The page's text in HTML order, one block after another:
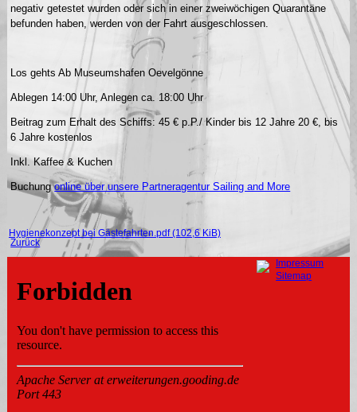
negativ getestet wurden oder sich in einer zweiwöchigen Quarantäne
befunden haben, werden von der Fahrt ausgeschlossen.
Los gehts Ab Museumshafen Oevelgönne
Ablegen 14:00 Uhr, Anlegen ca. 18:00 Uhr
Beitrag zum Erhalt des Schiffs: 45 € p.P./ Kinder bis 12 Jahre 20 €, bis
6 Jahre kostenlos
Inkl. Kaffee & Kuchen
Buchungonline über unsere Partneragentur Sailing and More
Hygienekonzept bei Gästefahrten.pdf(102,6 KiB)
Zurück
Navigation
überspringen
Impressum
Sitemap